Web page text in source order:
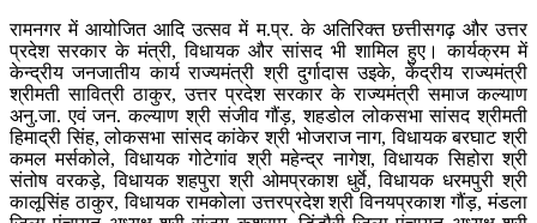
रामनगर में आयोजित आदि उत्सव में म.प्र. के अतिरिक्त छत्तीसगढ़ और उत्तर
प्रदेश सरकार के मंत्री, विधायक और सांसद भी शामिल हुए। कार्यक्रम में
केन्द्रीय जनजातीय कार्य राज्यमंत्री श्री दुर्गादास उइके, केंद्रीय राज्यमंत्री
श्रीमती सावित्री ठाकुर, उत्तर प्रदेश सरकार के राज्यमंत्री समाज कल्याण
अनु.जा. एवं जन. कल्याण श्री संजीव गौंड़, शहडोल लोकसभा सांसद श्रीमती
हिमाद्री सिंह, लोकसभा सांसद कांकेर श्री भोजराज नाग, विधायक बरघाट श्री
कमल मर्सकोले, विधायक गोटेगांव श्री महेन्द्र नागेश, विधायक सिहोरा श्री
संतोष वरकड़े, विधायक शहपुरा श्री ओमप्रकाश धुर्वे, विधायक धरमपुरी श्री
कालूसिंह ठाकुर, विधायक रामकोला उत्तरप्रदेश श्री विनयप्रकाश गौंड़, मंडला